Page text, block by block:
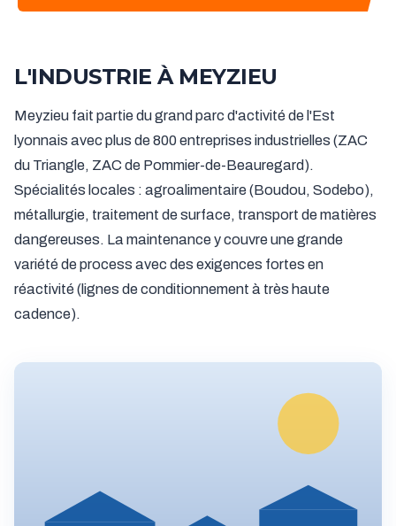
L'INDUSTRIE À MEYZIEU
Meyzieu fait partie du grand parc d'activité de l'Est
lyonnais avec plus de 800 entreprises industrielles (ZAC
du Triangle, ZAC de Pommier-de-Beauregard).
Spécialités locales : agroalimentaire (Boudou, Sodebo),
métallurgie, traitement de surface, transport de matières
dangereuses. La maintenance y couvre une grande
variété de process avec des exigences fortes en
réactivité (lignes de conditionnement à très haute
cadence).